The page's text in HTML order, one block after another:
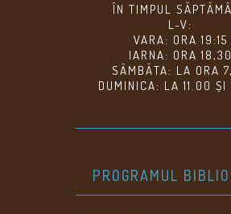
ÎN TIMPUL
L-V:
VARA: ORA 19:15
IARNA: ORA 18,30
SÂMBĂTA: LA ORA
DUMINICA: LA 11.00 ȘI
PROGRAMUL